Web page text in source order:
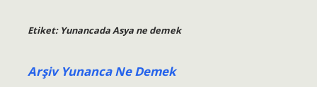
Etiket: Yunancada Asya ne demek
Arşiv Yunanca Ne Demek